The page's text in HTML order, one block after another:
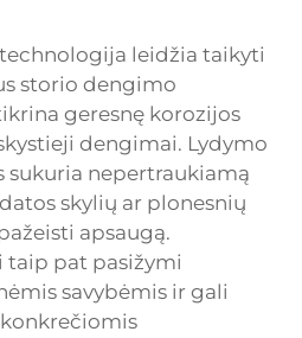
leidžia taikyti
storio dengimo
geresnę korozijos
dengimai. Lydymo
sukuria nepertraukiamą
skylių ar plonesnių
apsaugą.
pat pasižymi
savybėmis ir gali